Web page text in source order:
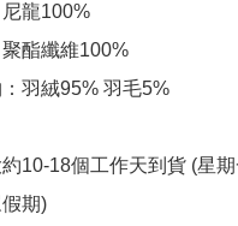
龍100%
酯纖維100%
羽絨95% 羽毛5%
約10-18個工作天到貨 (星
期)